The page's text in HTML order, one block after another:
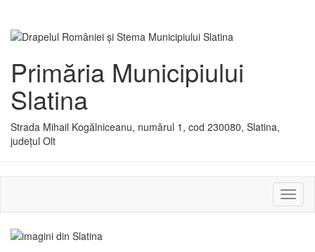
Primăria Municipiului
Slatina
Strada Mihail Kogălniceanu, numărul 1, cod 230080, Slatina,
județul Olt
sau